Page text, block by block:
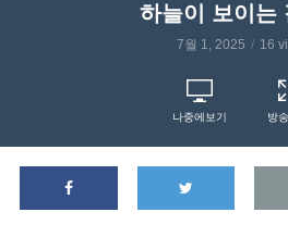
하늘이 보이는
7월 1, 2025 16
나중에보기 방